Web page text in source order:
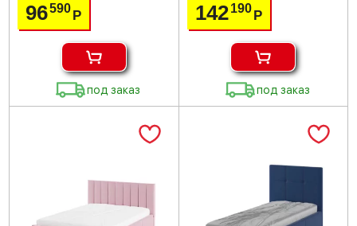
96590Р
под заказ
142 190 Р
под заказ